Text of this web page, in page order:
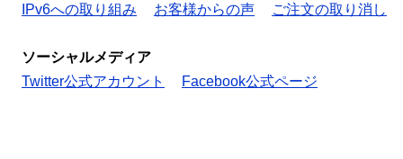
IPv6への取り組み
お客様からの声 ご注文の取り消し
ソーシャルメディア
Twitter公式アカウント
Facebook公式ページ